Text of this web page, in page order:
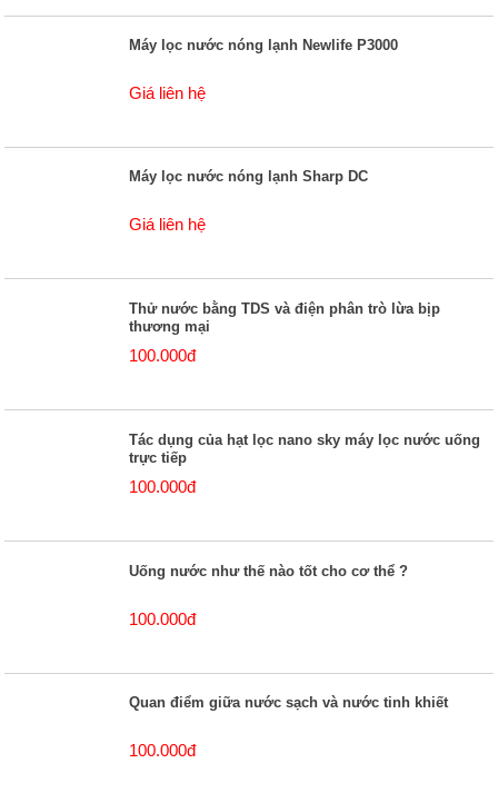
Máy lọc nước nóng lạnh Newlife P3000
Giá liên hệ
Máy lọc nước nóng lạnh Sharp DC
Giá liên hệ
Thử nước bằng TDS và điện phân trò lừa bịp
thương mại
100.000đ
Tác dụng của hạt lọc nano sky máy lọc nước uống
trực tiếp
100.000đ
Uống nước như thế nào tốt cho cơ thể ?
100.000đ
Quan điểm giữa nước sạch và nước tinh khiết
100.000đ